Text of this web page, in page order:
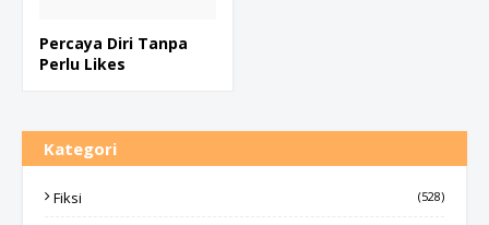
Percaya Diri Tanpa
Perlu Likes
Kategori
Fiksi (528)